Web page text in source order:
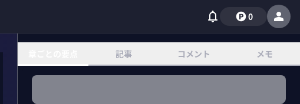
0
記事 コメント メモ